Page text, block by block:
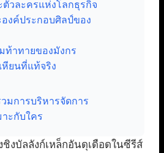
ตัวละครแห่งโลกธุรกิจ
องค์ประกอบศิลป์ของ
ท้าทายของมังกร
หียนที่แท้จริง
มการบริหารจัดการ
ะกับใคร
ชิงบัลลังก์เหล็กอันดุเดือดในซีรีส์